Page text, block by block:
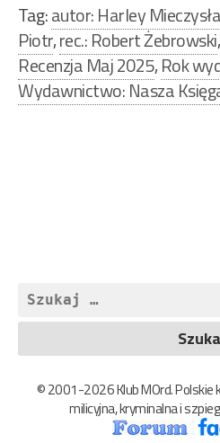
Tag:autor: Harley
Piotr,rec.: Robert Żebrowski,
Recenzja Maj 2025,Rok
Wydawnictwo: Nasza
Szukaj:
© 2001-2026 Klub MOrd. Polskie
milicyjna, kryminalna i